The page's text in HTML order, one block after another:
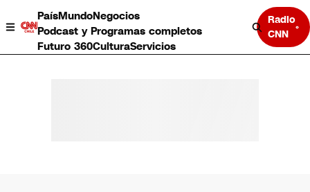
PaísMundoNegocios
Podcast y Programas completos
Futuro 360CulturaServicios
Radio
CNN